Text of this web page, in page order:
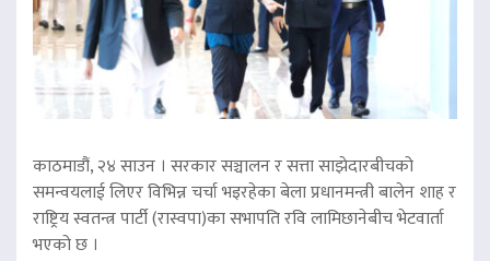
काठमाडौं, २४ साउन । सरकार सञ्चालन र सत्ता साझेदारबीचको
समन्वयलाई लिएर विभिन्न चर्चा भइरहेका बेला प्रधानमन्त्री बालेन शाह र
राष्ट्रिय स्वतन्त्र पार्टी (रास्वपा)का सभापति रवि लामिछानेबीच भेटवार्ता
भएको छ ।